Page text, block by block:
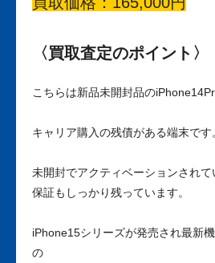
〈買取査定のポイント〉
こちらは新品未開封品の
キャリア購入の残債がある端末です
未開封でアクティベーションされ
保証もしっかり残っています。
iPhone15シリーズが発売され最新
の